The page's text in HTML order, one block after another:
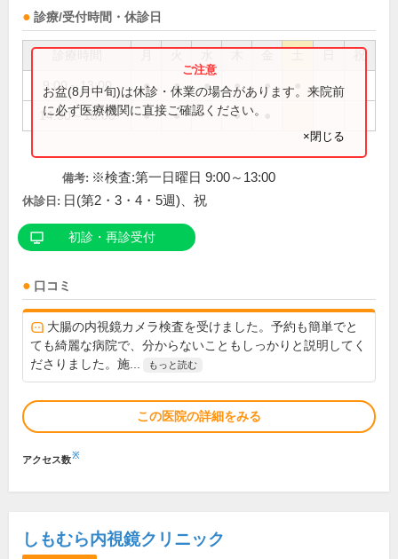
診療/受付時間・休診日
祝
9:00～13:00 ● ● ● ● ●
14:30～18:00 ● ● ●
お盆(8月中旬)は休診・休業の場合があります。来院前
に必ず医療機関に直接ご確認ください。
×閉じる
備考: ※検査:第一日曜日 9:00～13:00
休診日: 日(第2・3・4・5週)、祝
初診・再診受付
口コミ
大腸の内視鏡カメラ検査を受けました。予約も簡単でと
ても綺麗な病院で、分からないこともしっかりと説明してく
ださりました。施...
もっと読む
この医院の詳細をみる
アクセス数※
しもむら内視鏡クリニック